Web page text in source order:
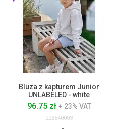
Bluza z kapturem Junior
UNLABELED - white
96.75 zł + 23% VAT
228540003